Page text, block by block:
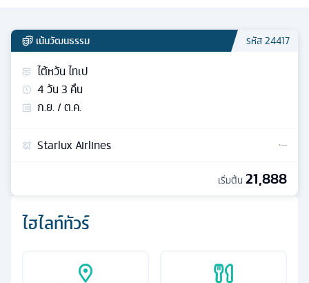
ไฮไลท์ทัวร์
เน้นวัฒนธรรม รหัส24417
ไต้หวัน ไทเป
4วัน3 คืน
ก.ย. / ต.ค.
Starlux Airlines
เริ่มต้น 21,888